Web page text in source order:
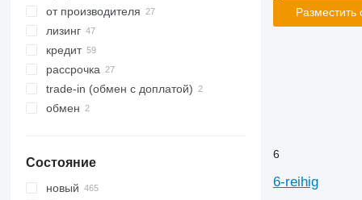
от производителя
лизинг
кредит
рассрочка
trade-in (обмен с доплатой)
обмен
Состояние
новый
6
6-reihig